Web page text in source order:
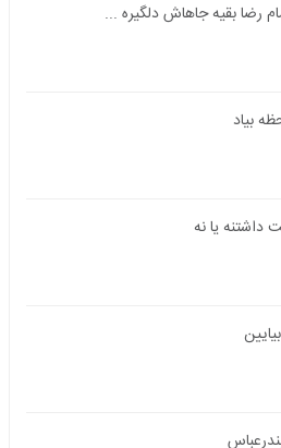
رضا بقیه جاهاش دلگیره ...
بیاد
یا نه